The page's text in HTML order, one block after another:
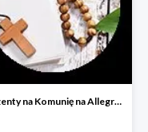
Prezenty na Komunię na Allegro do -30%